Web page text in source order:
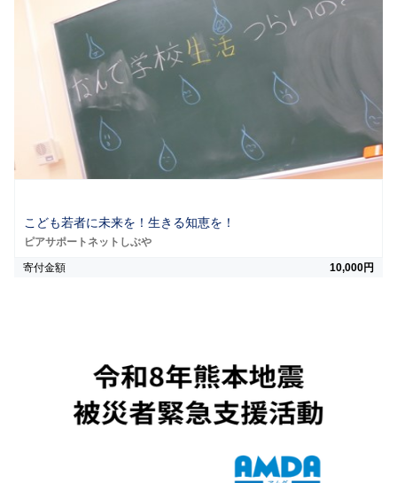
こども若者に未来を！生きる知恵を！
ピアサポートネットしぶや
寄付金額 10,000円